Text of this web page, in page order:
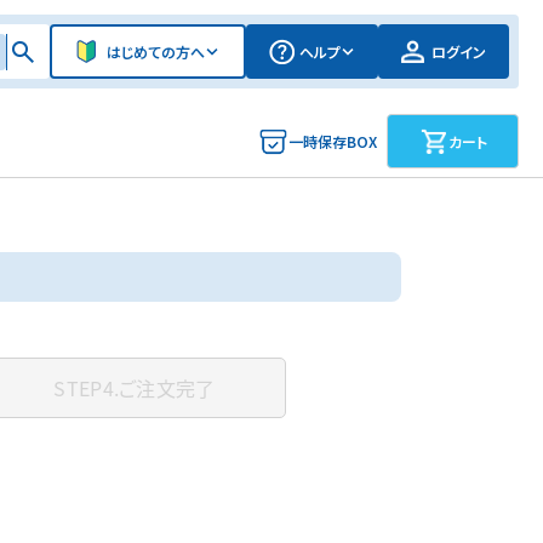
はじめての方へ ヘルプ ログイン
一時保存BOX カート
STEP4.ご注文完了